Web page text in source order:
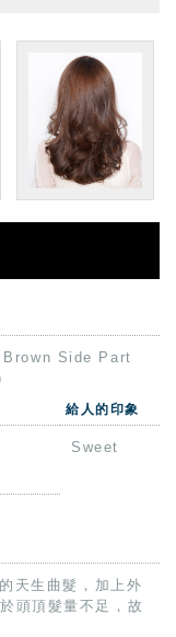
Brown Side Part
給人的印象
Sweet
天生曲髮，加上外
頭頂髮量不足，故